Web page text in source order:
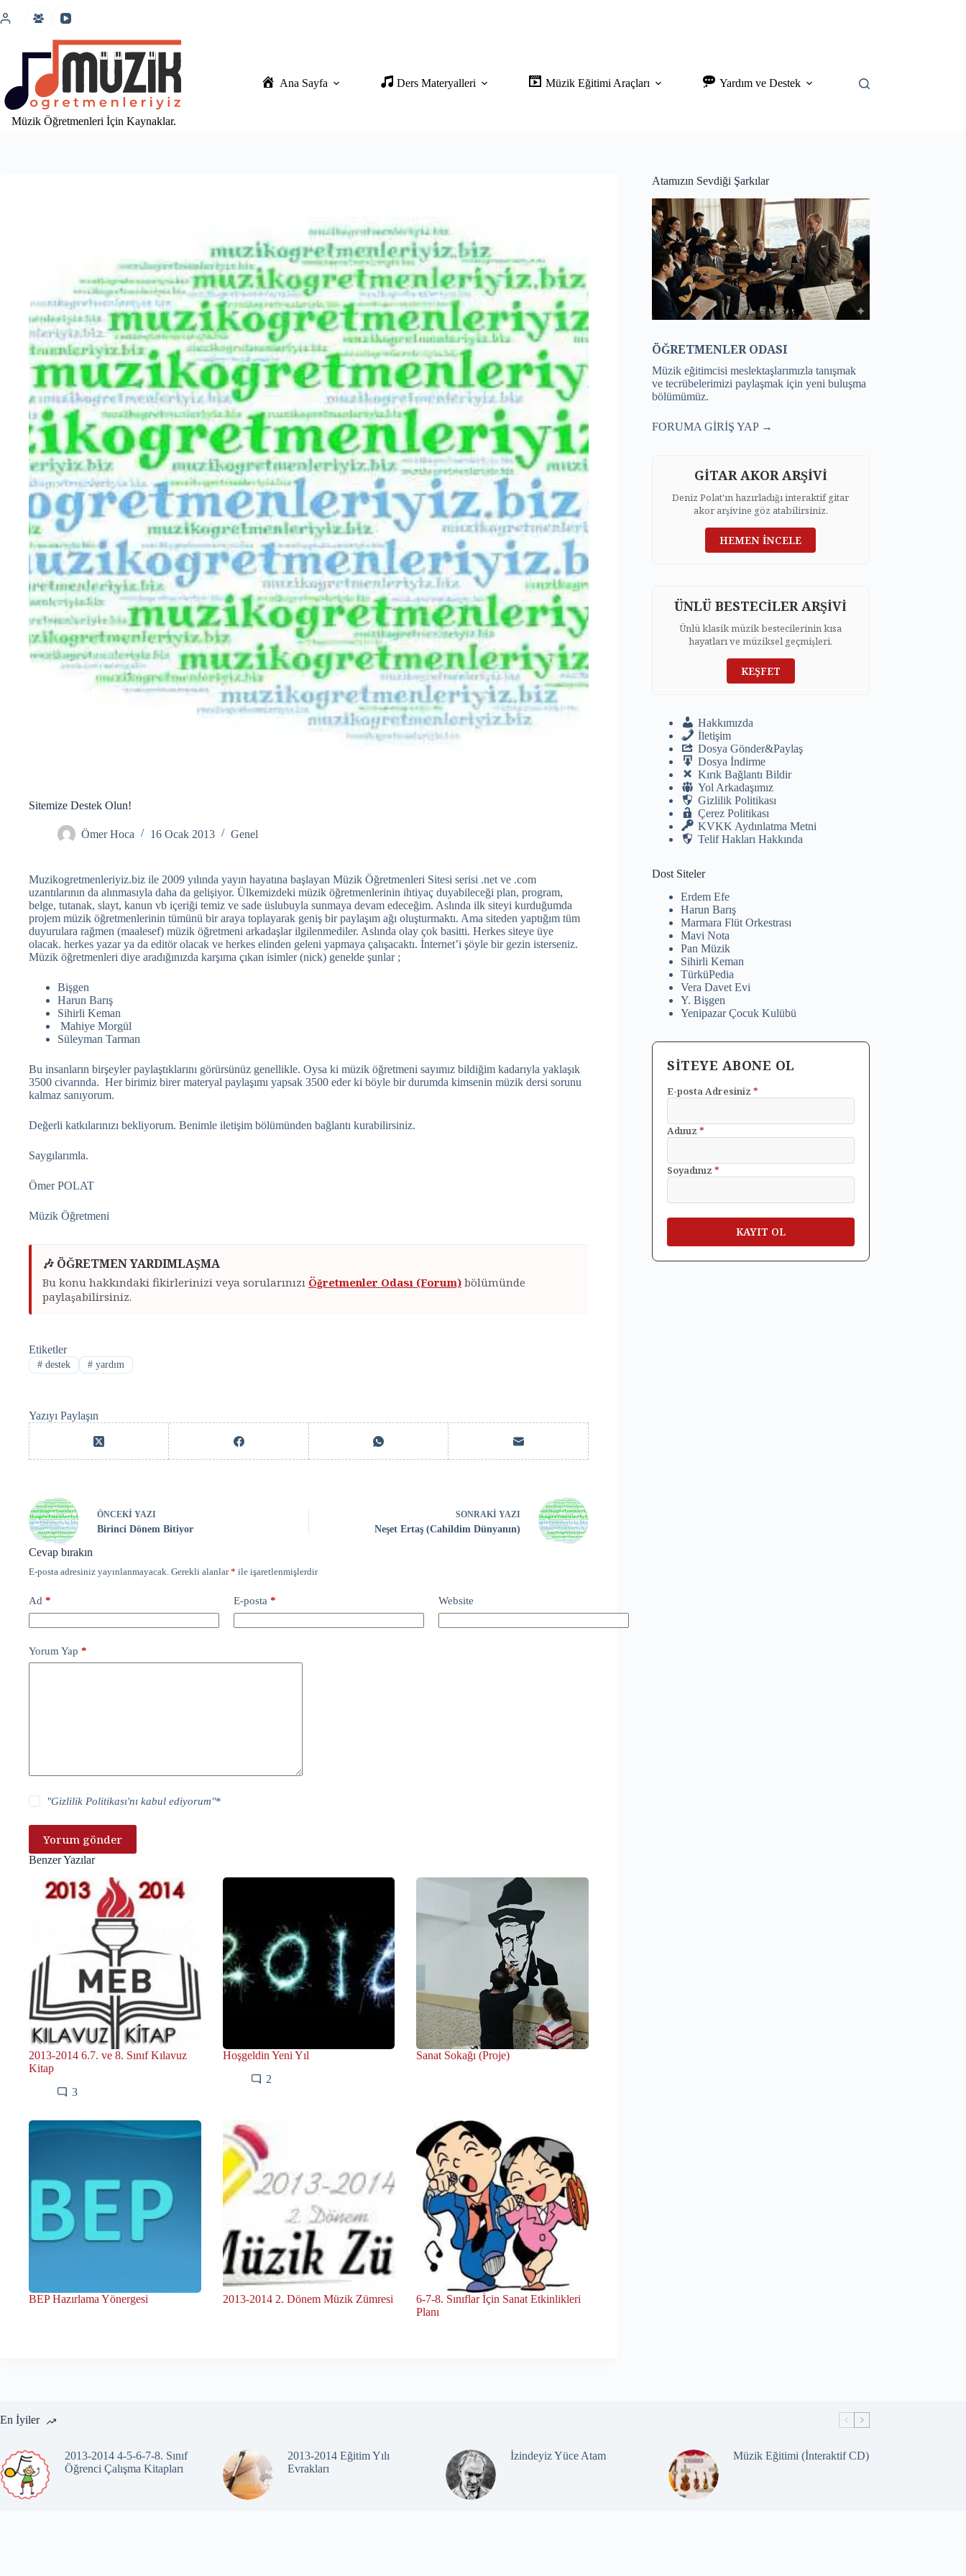
atla
Müzik Öğretmenleri İçin Kaynaklar.
Ana Sayfa Ders Materyalleri Müzik Eğitimi Araçları Yardım ve Destek
Sitemize Destek Olun!
Ömer Hoca 16 Ocak 2013 Genel
Muzikogretmenleriyiz.biz ile 2009 yılında yayın hayatına başlayan Müzik Öğretmenleri Sitesi serisi .net ve .com
uzantılarının da alınmasıyla daha da gelişiyor. Ülkemizdeki müzik öğretmenlerinin ihtiyaç duyabileceği plan, program,
belge, tutanak, slayt, kanun vb içeriği temiz ve sade üslubuyla sunmaya devam edeceğim. Aslında ilk siteyi kurduğumda
projem müzik öğretmenlerinin tümünü bir araya toplayarak geniş bir paylaşım ağı oluşturmaktı. Ama siteden yaptığım tüm
duyurulara rağmen (maalesef) müzik öğretmeni arkadaşlar ilgilenmediler. Aslında olay çok basitti. Herkes siteye üye
olacak. herkes yazar ya da editör olacak ve herkes elinden geleni yapmaya çalışacaktı. İnternet’i şöyle bir gezin isterseniz.
Müzik öğretmenleri diye aradığınızda karşıma çıkan isimler (nick) genelde şunlar ;
Bişgen
Harun Barış
Sihirli Keman
Mahiye Morgül
Süleyman Tarman
Bu insanların birşeyler paylaştıklarını görürsünüz genellikle. Oysa ki müzik öğretmeni sayımız bildiğim kadarıyla yaklaşık
3500 civarında. Her birimiz birer materyal paylaşımı yapsak 3500 eder ki böyle bir durumda kimsenin müzik dersi sorunu
kalmaz sanıyorum.
Değerli katkılarınızı bekliyorum. Benimle iletişim bölümünden bağlantı kurabilirsiniz.
Saygılarımla.
Ömer POLAT
Müzik Öğretmeni
🎶 ÖĞRETMEN YARDIMLAŞMA
Bu konu hakkındaki fikirlerinizi veya sorularınızı Öğretmenler Odası (Forum) bölümünde
paylaşabilirsiniz.
Etiketler
#destek #yardım
Yazıyı Paylaşın
ÖNCEKI YAZI
Birinci Dönem Bitiyor
SONRAKI YAZI
Neşet Ertaş (Cahildim Dünyanın)
Cevap bırakın
E-posta adresiniz yayınlanmayacak. Gerekli alanlar* ile işaretlenmişlerdir
Ad * E-posta * Website
Yorum Yap *
"Gizlilik Politikası'nı kabul ediyorum"*
Yorum gönder
Benzer Yazılar
2013-2014 6.7. ve 8. Sınıf Kılavuz
Kitap
3
Hoşgeldin Yeni Yıl
2
Sanat Sokağı (Proje)
BEP Hazırlama Yönergesi 2013-2014 2. Dönem Müzik Zümresi
6-7-8. Sınıflar İçin Sanat Etkinlikleri
Planı
Atamızın Sevdiği Şarkılar
ÖĞRETMENLER ODASI
Müzik eğitimcisi meslektaşlarımızla tanışmak
ve tecrübelerimizi paylaşmak için yeni buluşma
bölümümüz.
FORUMA GİRİŞ YAP →
GİTAR AKOR ARŞİVİ
Deniz Polat'ın hazırladığı interaktif gitar
akor arşivine göz atabilirsiniz.
HEMEN İNCELE
ÜNLÜ BESTECİLER ARŞİVİ
Ünlü klasik müzik bestecilerinin kısa
hayatları ve müziksel geçmişleri.
KEŞFET
Hakkımızda
İletişim
Dosya Gönder&Paylaş
Dosya İndirme
Kırık Bağlantı Bildir
Yol Arkadaşımız
Gizlilik Politikası
Çerez Politikası
KVKK Aydınlatma Metni
Telif Hakları Hakkında
Dost Siteler
Erdem Efe
Harun Barış
Marmara Flüt Orkestrası
Mavi Nota
Pan Müzik
Sihirli Keman
TürküPedia
Vera Davet Evi
Y. Bişgen
Yenipazar Çocuk Kulübü
SİTEYE ABONE OL
E-posta Adresiniz*
Adınız*
Soyadınız*
En İyiler
2013-2014 4-5-6-7-8. Sınıf
Öğrenci Çalışma Kitapları
2013-2014 Eğitim Yılı
Evrakları
İzindeyiz Yüce Atam Müzik Eğitimi (İnteraktif CD)